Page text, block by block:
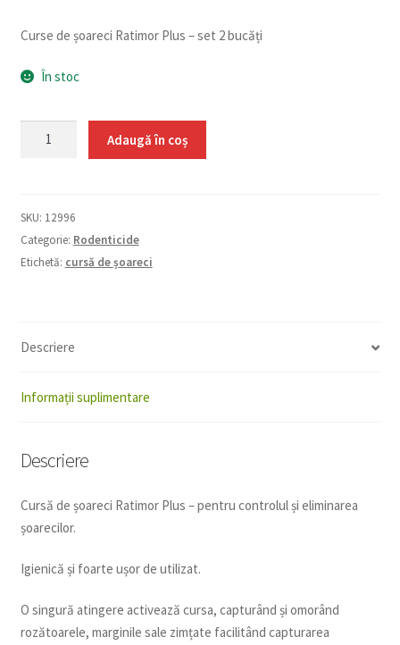
Curse de șoareci Ratimor Plus – set 2 bucăți
În stoc
Cantitate
Ratimor
Plus
Adaugă în coș
SKU: 12996
Categorie: Rodenticide
Etichetă: cursă de șoareci
Descriere
Informații suplimentare
Descriere
Cursă de șoareci Ratimor Plus – pentru controlul și eliminarea
șoarecilor.
Igienică și foarte ușor de utilizat.
O singură atingere activează cursa, capturând și omorând
rozătoarele, marginile sale zimțate facilitând capturarea